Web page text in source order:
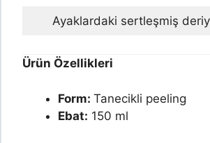
Ayaklardaki sertleşmiş
Ürün Özellikleri
Form: Tanecikli peeling
Ebat: 150 ml